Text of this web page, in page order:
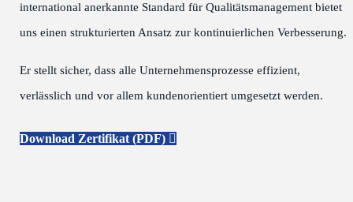
international anerkannte Standard für Qualitätsmanagement bietet
uns einen strukturierten Ansatz zur kontinuierlichen Verbesserung.
Er stellt sicher, dass alle Unternehmensprozesse effizient,
verlässlich und vor allem kundenorientiert umgesetzt werden.
Download Zertifikat (PDF)